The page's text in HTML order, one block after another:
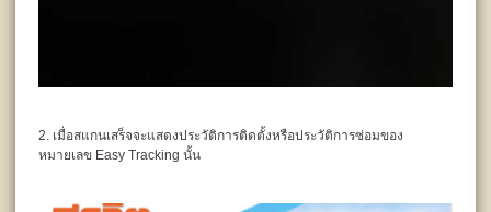
2. เมื่อสแกนเสร็จจะแสดงประวัติการติดตั้งหรือประวัติการซ่อมของ
หมายเลข Easy Tracking นั้น